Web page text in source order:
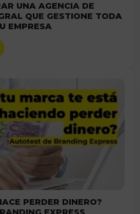
UNA AGENCIA DE
QUE GESTIONE TODA
EMPRESA
PERDER DINERO?